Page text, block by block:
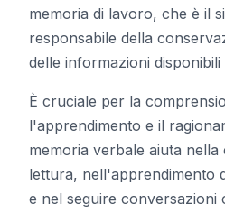
memoria di lavoro, che è il
responsabile della
delle informazioni
È cruciale per la
l'apprendimento e il
memoria verbale aiuta
lettura, nell'apprendimento
e nel seguire conversazioni